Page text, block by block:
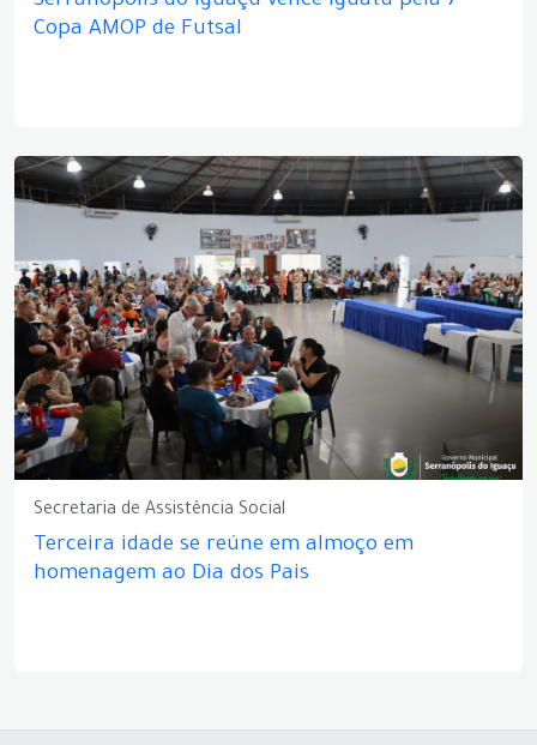
Copa AMOP de Futsal
Secretaria de Assistência Social
Terceira idade se reúne em almoço em
homenagem ao Dia dos Pais